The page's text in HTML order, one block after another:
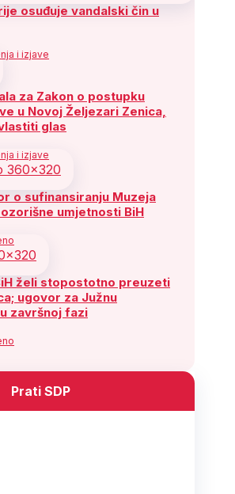
osuđuje vandalski čin u
i izjave
za Zakon o postupku
u Novoj Željezari Zenica,
glas
i izjave
o sufinansiranju Muzeja
umjetnosti BiH
želi stopostotno preuzeti
ugovor za Južnu
završnoj fazi
Prati SDP